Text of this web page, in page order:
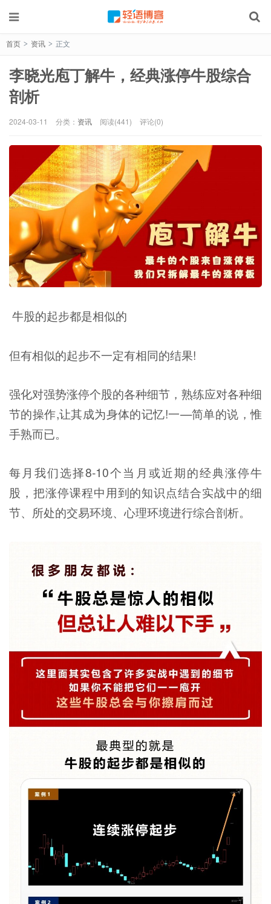
首页 > 资讯 > 正文
李晓光庖丁解牛，经典涨停牛股综合
剖析
2024-03-11 分类： 资讯 阅读(441) 评论(0)
牛股的起步都是相似的
但有相似的起步不一定有相同的结果!
强化对强势涨停个股的各种细节，熟练应对各种细
节的操作,让其成为身体的记忆!一—简单的说，惟
手熟而已。
每月我们选择8-10个当月或近期的经典涨停牛
股，把涨停课程中用到的知识点结合实战中的细
节、所处的交易环境、心理环境进行综合剖析。